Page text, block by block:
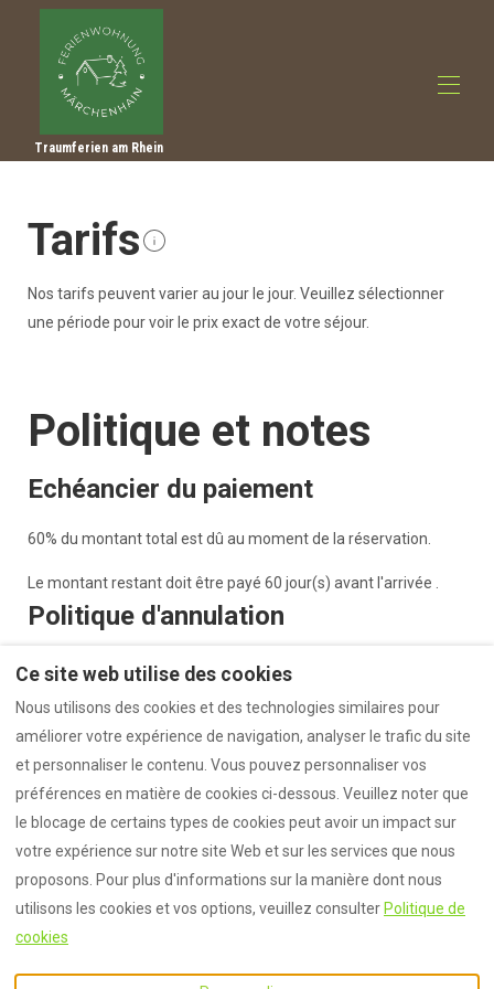
Traumferien am Rhein
Calendrier d'occupation
Avis
Tarifs
Nos tarifs peuvent varier au jour le jour. Veuillez sélectionner
une période pour voir le prix exact de votre séjour.
Politique et notes
Echéancier du paiement
60% du montant total est dû au moment de la réservation.
Le montant restant doit être payé 60 jour(s) avant l'arrivée .
Politique d'annulation
50% des règlements pré-payés sont remboursables en cas
0% remboursable si annulation après.
Caution
Ce site web utilise des cookies
Nous utilisons des cookies et des technologies similaires pour
améliorer votre expérience de navigation, analyser le trafic du site
et personnaliser le contenu. Vous pouvez personnaliser vos
préférences en matière de cookies ci-dessous. Veuillez noter que
le blocage de certains types de cookies peut avoir un impact sur
votre expérience sur notre site Web et sur les services que nous
proposons. Pour plus d'informations sur la manière dont nous
utilisons les cookies et vos options, veuillez consulterPolitique de
cookies